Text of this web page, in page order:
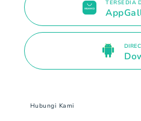
TERSEDIA
Hubungi Kami